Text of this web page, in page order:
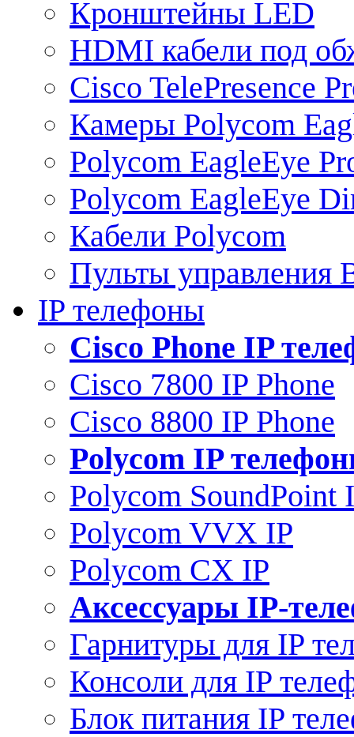
Кронштейны LED
HDMI кабели под
Cisco TelePresence
Камеры Polycom
Polycom EagleEye
Polycom EagleEye
Кабели Polycom
Пульты управления
IP телефоны
Сisco Phone IP
Cisco 7800 IP Phone
Cisco 8800 IP Phone
Polycom IP
Polycom SoundPoint
Polycom VVX IP
Polycom CX IP
Аксессуары IP-
Гарнитуры для IP
Консоли для IP
Блок питания IP